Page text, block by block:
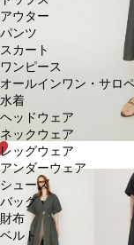
アウター
パンツ
スカート
ワンピース
オールインワン・サロ
水着
ヘッドウェア
ネックウェア
レッグウェア
アンダーウェア
シューズ
バッグ
財布
ベルト